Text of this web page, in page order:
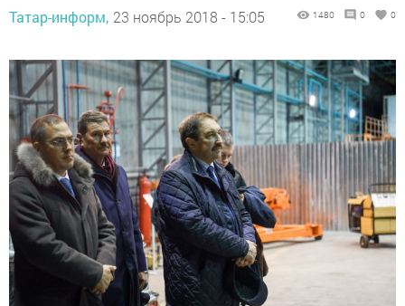
Татар-информ, 23 ноябрь 2018 - 15:05 1480 0 0